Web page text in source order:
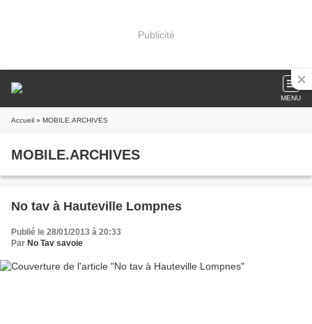
Publicité
MENU
Accueil » MOBILE.ARCHIVES
MOBILE.ARCHIVES
No tav à Hauteville Lompnes
Publié le 28/01/2013 à 20:33
Par No Tav savoie